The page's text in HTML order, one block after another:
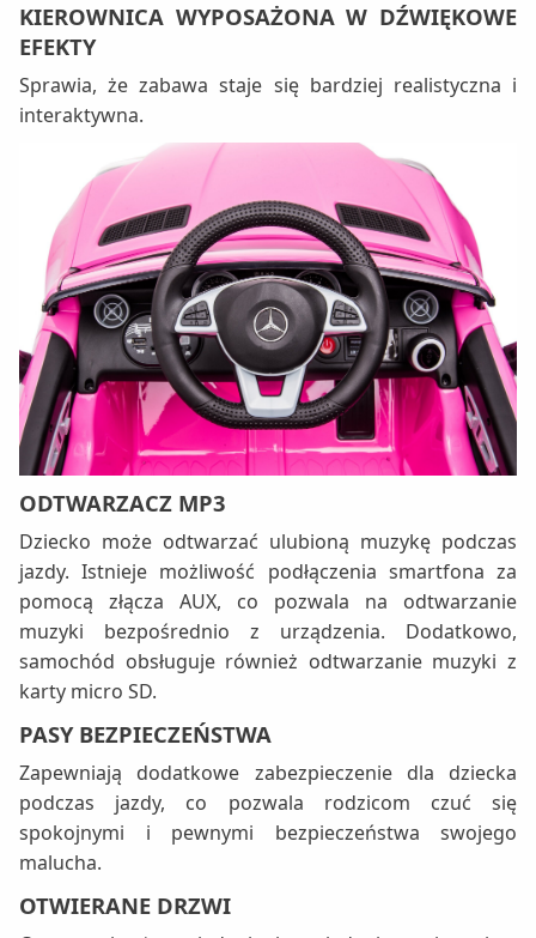
KIEROWNICA WYPOSAŻONA W DŹWIĘKOWE
EFEKTY
Sprawia, że zabawa staje się bardziej realistyczna i
interaktywna.
ODTWARZACZ MP3
Dziecko może odtwarzać ulubioną muzykę podczas
jazdy. Istnieje możliwość podłączenia smartfona za
pomocą złącza AUX, co pozwala na odtwarzanie
muzyki bezpośrednio z urządzenia. Dodatkowo,
samochód obsługuje również odtwarzanie muzyki z
karty micro SD.
PASY BEZPIECZEŃSTWA
Zapewniają dodatkowe zabezpieczenie dla dziecka
podczas jazdy, co pozwala rodzicom czuć się
spokojnymi i pewnymi bezpieczeństwa swojego
malucha.
OTWIERANE DRZWI